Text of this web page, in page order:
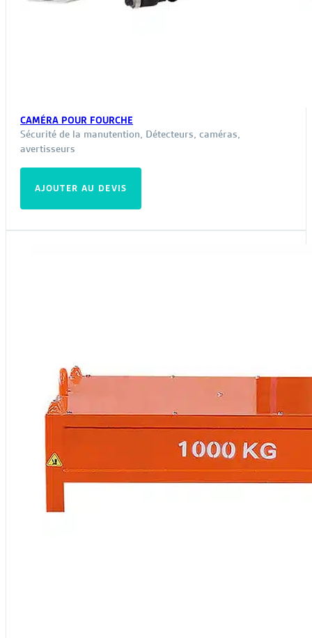
CAMÉRA POUR FOURCHE
Sécurité de la manutention, Détecteurs, caméras,
avertisseurs
AJOUTER AU DEVIS